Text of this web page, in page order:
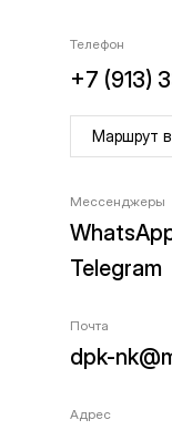
Мессенджеры
Telegram
Телефон
+7 (913)
Почта
dpk-
Адрес
Маршрут